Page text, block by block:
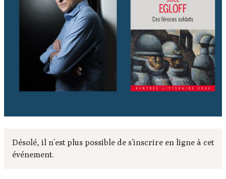
Désolé, il n’est plus possible de s’inscrire en ligne à cet
événement.